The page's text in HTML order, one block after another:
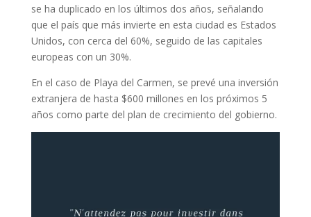
se ha duplicado en los últimos dos años, señalando
que el país que más invierte en esta ciudad es Estados
Unidos, con cerca del 60%, seguido de las capitales
europeas con un 30%.
En el caso de Playa del Carmen, se prevé una inversión
extranjera de hasta $600 millones en los próximos 5
años como parte del plan de crecimiento del gobierno.